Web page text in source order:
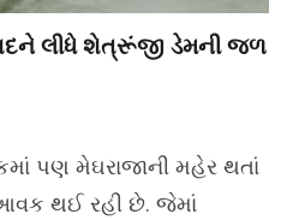
લીધે શેત્રૂંજી ડેમની જળ
પણ મેઘરાજાની મહેર થતાં
થઈ રહી છે. જેમાં